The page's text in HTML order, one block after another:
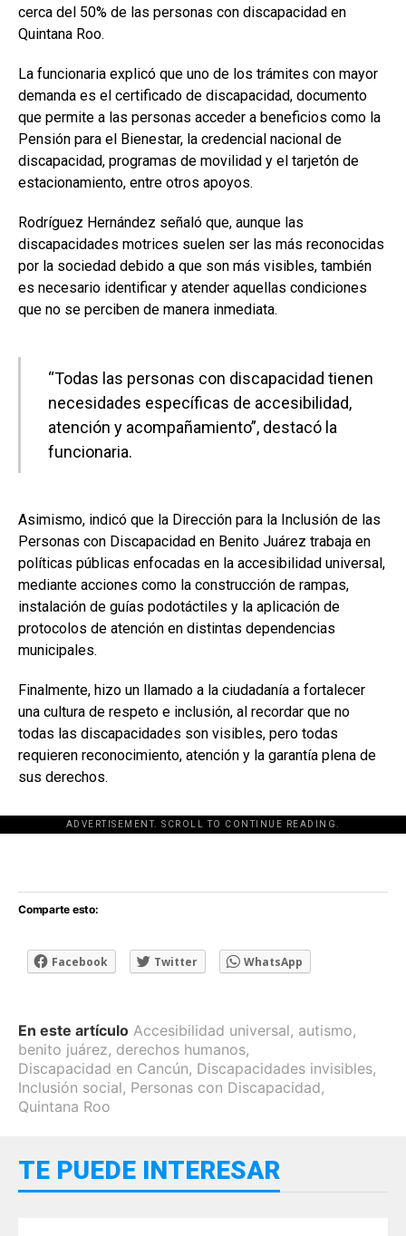
cerca del 50% de las personas con discapacidad en
Quintana Roo.
La funcionaria explicó que uno de los trámites con mayor
demanda es el certificado de discapacidad, documento
que permite a las personas acceder a beneficios como la
Pensión para el Bienestar, la credencial nacional de
discapacidad, programas de movilidad y el tarjetón de
estacionamiento, entre otros apoyos.
Rodríguez Hernández señaló que, aunque las
discapacidades motrices suelen ser las más reconocidas
por la sociedad debido a que son más visibles, también
es necesario identificar y atender aquellas condiciones
que no se perciben de manera inmediata.
“Todas las personas con discapacidad tienen
necesidades específicas de accesibilidad,
atención y acompañamiento”, destacó la
funcionaria.
Asimismo, indicó que la Dirección para la Inclusión de las
Personas con Discapacidad en Benito Juárez trabaja en
políticas públicas enfocadas en la accesibilidad universal,
mediante acciones como la construcción de rampas,
instalación de guías podotáctiles y la aplicación de
protocolos de atención en distintas dependencias
municipales.
Finalmente, hizo un llamado a la ciudadanía a fortalecer
una cultura de respeto e inclusión, al recordar que no
todas las discapacidades son visibles, pero todas
requieren reconocimiento, atención y la garantía plena de
sus derechos.
ADVERTISEMENT. SCROLL TO CONTINUE READING.
[adsforwp id="243463"]
Comparte esto:
Facebook Twitter WhatsApp
En este artículo Accesibilidad universal, autismo,
benito juárez, derechos humanos,
Discapacidad en Cancún, Discapacidades invisibles,
Inclusión social, Personas con Discapacidad,
Quintana Roo
TE PUEDE INTERESAR